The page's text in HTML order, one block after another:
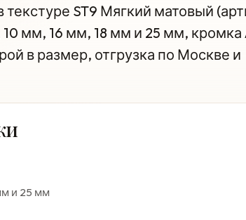
ST9 Мягкий матовый
мм, 16 мм, 18 мм и 25 мм, кромка
в размер, отгрузка по Москве и
и 25 мм